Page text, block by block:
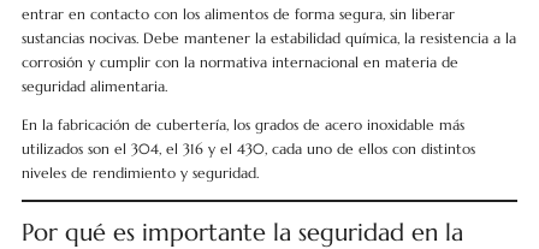
entrar en contacto con los alimentos de forma segura, sin liberar
sustancias nocivas. Debe mantener la estabilidad química, la resistencia a la
corrosión y cumplir con la normativa internacional en materia de
seguridad alimentaria.
En la fabricación de cubertería, los grados de acero inoxidable más
utilizados son el 304, el 316 y el 430, cada uno de ellos con distintos
niveles de rendimiento y seguridad.
Por qué es importante la seguridad en la